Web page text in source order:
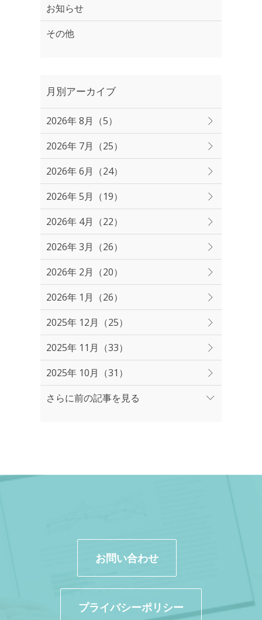
お知らせ
その他
月別アーカイブ
2026年 8月（5）
2026年 7月（25）
2026年 6月（24）
2026年 5月（19）
2026年 4月（22）
2026年 3月（26）
2026年 2月（20）
2026年 1月（26）
2025年 12月（25）
2025年 11月（33）
2025年 10月（31）
さらに前の記事を見る
お問い合わせ
プライバシーポリシー